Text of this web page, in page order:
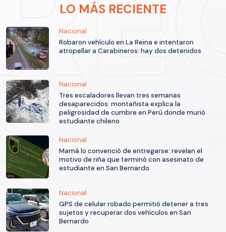
LO MÁS RECIENTE
Nacional
Robaron vehículo en La Reina e intentaron
atropellar a Carabineros: hay dos detenidos
Nacional
Tres escaladores llevan tres semanas
desaparecidos: montañista explica la
peligrosidad de cumbre en Perú donde murió
estudiante chileno
Nacional
Mamá lo convenció de entregarse: revelan el
motivo de riña que terminó con asesinato de
estudiante en San Bernardo
Nacional
GPS de celular robado permitió detener a tres
sujetos y recuperar dos vehículos en San
Bernardo